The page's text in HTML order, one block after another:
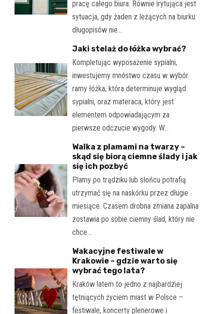
pracę całego biura. Równie irytująca jest
sytuacja, gdy żaden z leżących na biurku
długopisów nie…
Jaki stelaż do łóżka wybrać?
Kompletując wyposażenie sypialni,
inwestujemy mnóstwo czasu w wybór
ramy łóżka, która determinuje wygląd
sypialni, oraz materaca, który jest
elementem odpowiadającym za
pierwsze odczucie wygody. W…
Walka z plamami na twarzy –
skąd się biorą ciemne ślady i jak
się ich pozbyć
Plamy po trądziku lub słońcu potrafią
utrzymać się na naskórku przez długie
miesiące. Czasem drobna zmiana zapalna
zostawia po sobie ciemny ślad, który nie
chce…
Wakacyjne festiwale w
Krakowie – gdzie warto się
wybrać tego lata?
Kraków latem to jedno z najbardziej
tętniących życiem miast w Polsce –
festiwale, koncerty plenerowe i